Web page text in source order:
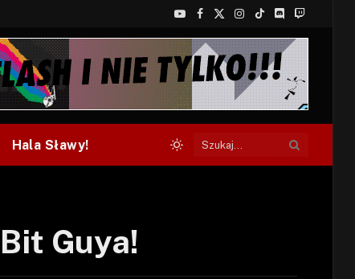
YouTube
Facebook
X
(Twitter)
Instagram
TikTokDiscordTwitch
Hala Sławy!
Guya!